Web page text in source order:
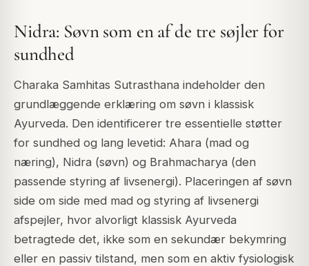
Nidra: Søvn som en af de tre søjler for
sundhed
Charaka Samhitas Sutrasthana indeholder den
grundlæggende erklæring om søvn i klassisk
Ayurveda. Den identificerer tre essentielle støtter
for sundhed og lang levetid: Ahara (mad og
næring), Nidra (søvn) og Brahmacharya (den
passende styring af livsenergi). Placeringen af søvn
side om side med mad og styring af livsenergi
afspejler, hvor alvorligt klassisk Ayurveda
betragtede det, ikke som en sekundær bekymring
eller en passiv tilstand, men som en aktiv fysiologisk